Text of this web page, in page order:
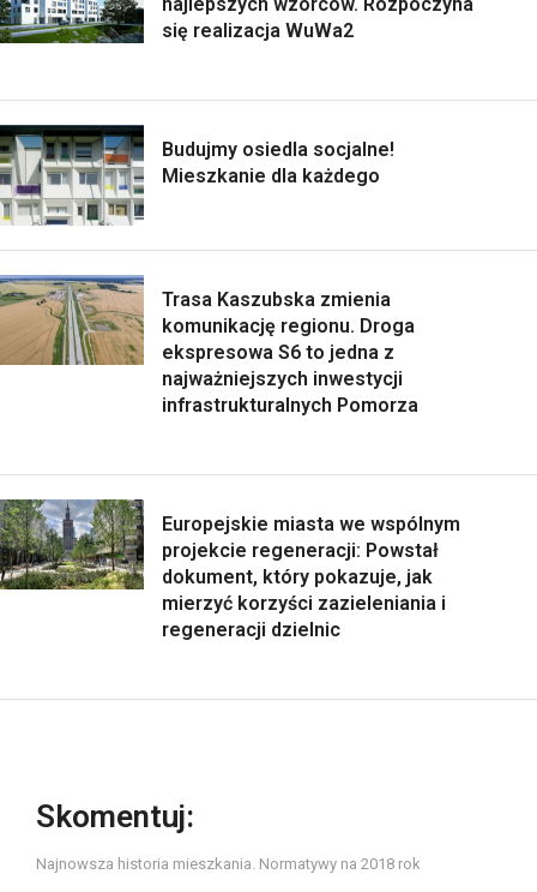
się realizacja WuWa2
Budujmy osiedla socjalne!
Mieszkanie dla każdego
Trasa Kaszubska zmienia
komunikację regionu. Droga
ekspresowa S6 to jedna z
najważniejszych inwestycji
infrastrukturalnych Pomorza
Europejskie miasta we wspólnym
projekcie regeneracji: Powstał
dokument, który pokazuje, jak
mierzyć korzyści zazieleniania i
regeneracji dzielnic
Skomentuj:
Najnowsza historia mieszkania. Normatywy na 2018 rok